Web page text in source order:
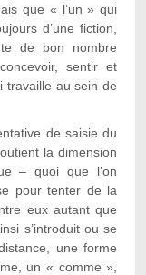
que « l’un » qui
d’une fiction,
de bon nombre
sentir et
travaille au sein de
de saisie du
la dimension
– quoi que l’on
pour tenter de la
eux autant que
s’introduit ou se
une forme
un « comme »,